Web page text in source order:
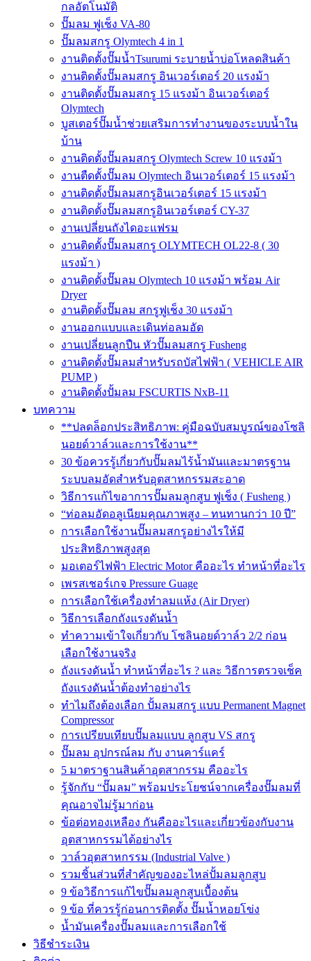
กลอัตโนมัติ
ปั๊มลม ฟูเช็ง VA-80
ปั๊มลมสกรู Olymtech 4 in 1
งานติดตั้งปั๊มน้ำTsurumi ระบายน้ำบ่อโหลดสินค้า
งานติดตั้งปั๊มลมสกรู อินเวอร์เตอร์ 20 แรงม้า
งานติดตั้งปั๊มลมสกรู 15 แรงม้า อินเวอร์เตอร์
Olymtech
บูสเตอร์ปั๊มน้ำช่วยเสริมการทำงานของระบบน้ำใน
บ้าน
งานติดตั้งปั๊มลมสกรู Olymtech Screw 10 แรงม้า
งานตืดตั้งปั๊มลม Olymtech อินเวอร์เตอร์ 15 แรงม้า
งานติดตั้งปั๊มลมสกรูอินเวอร์เตอร์ 15 แรงม้า
งานติดตั้งปั๊มลมสกรูอินเวอร์เตอร์ CY-37
งานเปลี่ยนถังไดอะแฟรม
งานติดตั้งปั๊มลมสกรู OLYMTECH OL22-8 ( 30
แรงม้า )
งานติดตั้งปั๊มลม Olymtech 10 แรงม้า พร้อม Air
Dryer
งานติดตั้งปั๊มลม สกรูฟูเช็ง 30 แรงม้า
งานออกแบบและเดินท่อลมอัด
งานเปลี่ยนลูกปืน หัวปั๊มลมสกรู Fusheng
งานติดตั้งปั๊มลมสำหรับรถบัสไฟฟ้า ( VEHICLE AIR
PUMP )
งานติดตั้งปั้มลม FSCURTIS NxB-11
บทความ
**ปลดล็อกประสิทธิภาพ: คู่มือฉบับสมบูรณ์ของโซลิ
นอยด์วาล์วและการใช้งาน**
30 ข้อควรรู้เกี่ยวกับปั๊มลมไร้น้ำมันและมาตรฐาน
ระบบลมอัดสำหรับอุตสาหกรรมสะอาด
วิธีการแก้ไขอาการปั๊มลมลูกสูบ ฟูเช็ง ( Fusheng )
“ท่อลมอัดอลูเนียมคุณภาพสูง – ทนทานกว่า 10 ปี”
การเลือกใช้งานปั๊มลมสกรูอย่างไรให้มี
ประสิทธิภาพสูงสุด
มอเตอร์ไฟฟ้า Electric Motor คืออะไร ทำหน้าที่อะไร
เพรสเชอร์เกจ Pressure Guage
การเลือกใช้เครื่องทำลมแห้ง (Air Dryer)
วิธีการเลือกถังแรงดันน้ำ
ทำความเข้าใจเกี่ยวกับ โซลินอยด์วาล์ว 2/2 ก่อน
เลือกใช้งานจริง
ถังแรงดันน้ำ ทำหน้าที่อะไร ? และ วิธีการตรวจเช็ค
ถังแรงดันน้ำต้องทำอย่างไร
ทำไมถึงต้องเลือก ปั้มลมสกรู แบบ Permanent Magnet
Compressor
การเปรียบเทียบปั๊มลมแบบ ลูกสูบ VS สกรู
ปั๊มลม อุปกรณ์ลม กับ งานคาร์แคร์
5 มาตราฐานสินค้าอุตสากรรม คืออะไร
รู้จักกับ “ปั๊มลม” พร้อมประโยชน์จากเครื่องปั๊มลมที่
คุณอาจไม่รู้มาก่อน
ข้อต่อทองเหลือง กันคืออะไรและเกี่ยวข้องกับงาน
อุตสาหกรรมได้อย่างไร
วาล์วอุตสาหกรรม (Industrial Valve )
รวมชิ้นส่วนที่สำคัญของอะไหล่ปั้มลมลูกสูบ
9 ข้อวิธีการแก้ไขปั๊มลมลูกสูบเบื้องต้น
9 ข้อ ที่ควรรู้ก่อนการติดตั้ง ปั๊มน้ำหอยโข่ง
น้ำมันเครื่องปั๊มลมและการเลือกใช้
วิธีชำระเงิน